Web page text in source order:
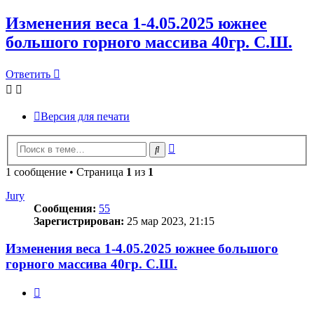
Изменения веса 1-4.05.2025 южнее
большого горного массива 40гр. С.Ш.
Ответить
Версия для печати
Поиск
1 сообщение • Страница 1 из 1
Jury
Сообщения: 55
Зарегистрирован: 25 мар 2023, 21:15
Изменения веса 1-4.05.2025 южнее большого
горного массива 40гр. С.Ш.